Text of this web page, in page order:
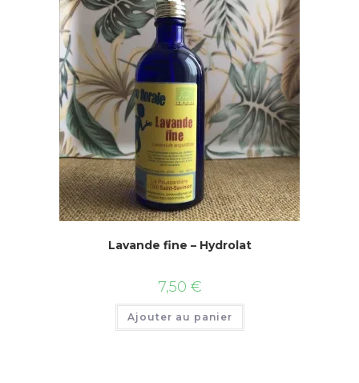
Lavande fine – Hydrolat
7,50 €
Ajouter au panier